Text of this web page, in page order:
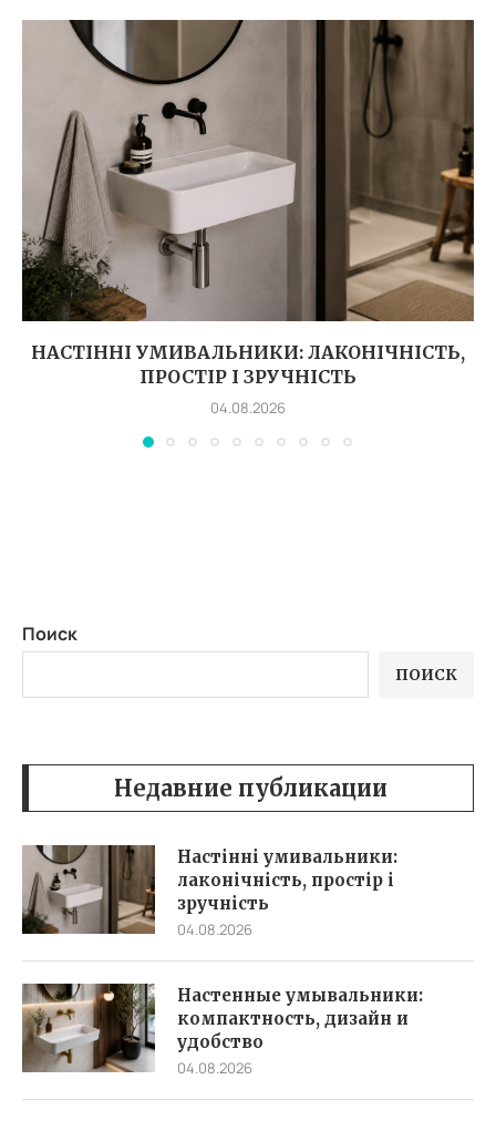
НАСТІННІ УМИВАЛЬНИКИ: ЛАКОНІЧНІСТЬ,
ПРОСТІР І ЗРУЧНІСТЬ
04.08.2026
Поиск
ПОИСК
Недавние публикации
Настінні умивальники:
лаконічність, простір і
зручність
04.08.2026
Настенные умывальники:
компактность, дизайн и
удобство
04.08.2026